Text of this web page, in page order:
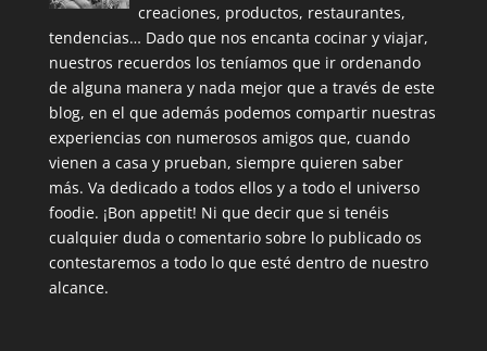
creaciones, productos, restaurantes,
tendencias… Dado que nos encanta cocinar y viajar,
nuestros recuerdos los teníamos que ir ordenando
de alguna manera y nada mejor que a través de este
blog, en el que además podemos compartir nuestras
experiencias con numerosos amigos que, cuando
vienen a casa y prueban, siempre quieren saber
más. Va dedicado a todos ellos y a todo el universo
foodie. ¡Bon appetit! Ni que decir que si tenéis
cualquier duda o comentario sobre lo publicado os
contestaremos a todo lo que esté dentro de nuestro
alcance.